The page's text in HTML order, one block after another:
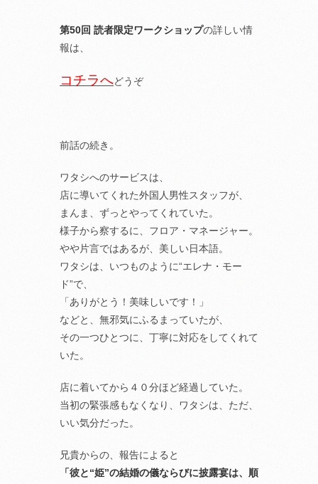
第50回 読者限定ワークショップの詳しい情
報は、
コチラへどうぞ
前話の続き。
ワタシへのサービスは、
店に導いてくれた外国人男性スタッフが、
まんま、ずっとやってくれていた。
様子から察するに、フロア・マネージャー。
やや片言ではあるが、美しい日本語。
ワタシは、いつものように“エレナ・モー
ド”で、
「ありがとう！美味しいです！」
などと、無邪気にふるまっていたが、
その一つひとつに、丁寧に対応をしてくれて
いた。
店に着いてから４０分ほど経過していた。
当初の緊張感もなくなり、ワタシは、ただ、
いい気分だった。
兄貴からの、報告によると
「彼と“姫”の結婚の儀ならびに披露宴は、順